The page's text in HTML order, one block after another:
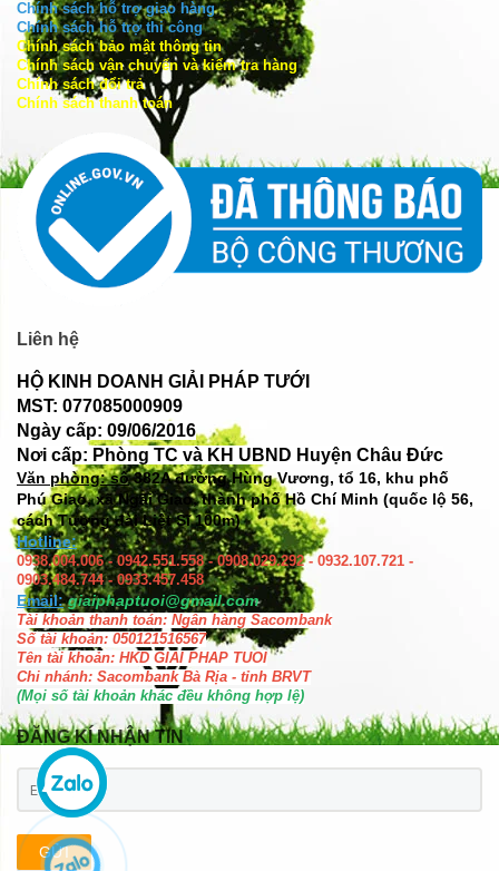
Chính sách hỗ trợ giao hàng
Chính sách hỗ trợ thi công
Chính sách bảo mật thông tin
Chính sách vận chuyển và kiểm tra hàng
Chính sách đổi trả
Chính sách thanh toán
Liên hệ
HỘ KINH DOANH GIẢI PHÁP TƯỚI
MST: 077085000909
Ngày cấp: 09/06/2016
Nơi cấp: Phòng TC và KH UBND Huyện Châu Đức
Văn phòng: số382A đường Hùng Vương, tổ 16, khu phố
Phú Giao, xã Ngãi Giao, thành phố Hồ Chí Minh (quốc lộ 56,
cách Tượng đài Liệt Sĩ 100m)
Hotline:
0938.004.006 - 0942.551.558 - 0908.029.292 - 0932.107.721 -
0903.484.744 - 0933.457.458
Email: giaiphaptuoi@gmail.com
Tài khoản thanh toán: Ngân hàng Sacombank
Số tài khoản: 050121516567
Tên tài khoản: HKD GIAI PHAP TUOI
Chi nhánh: Sacombank Bà Rịa - tỉnh BRVT
(Mọi số tài khoản khác đều không hợp lệ)
ĐĂNG KÍ NHẬN TIN
GỬI